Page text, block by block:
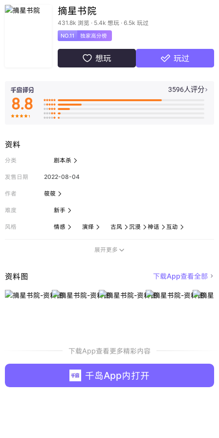
摘星书院
431.8k 浏览 · 5.4k 想玩 · 6.5k 玩过
NO.11 独家高分榜
 想玩  玩过
3596人评分 
8.8 




资料
分类 剧本杀 
发售日期 2022-08-04
作者 筱筱 
难度 新手 
风格 情感  演绎  古风  沉浸  神话  互动 
展开更多 
资料图 下载App查看全部 
下载App查看更多精彩内容
千岛App内打开